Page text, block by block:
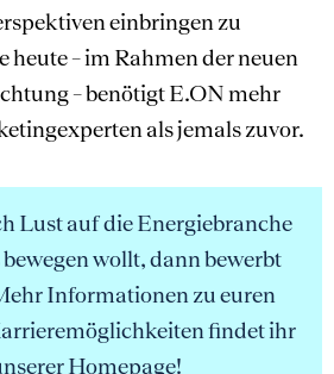
einbringen zu
heute – im Rahmen der neuen
– benötigt E.ON mehr
als jemals zuvor.
Lust auf die Energiebranche
wollt, dann bewerbt
Informationen zu euren
findet ihr
Homepage!